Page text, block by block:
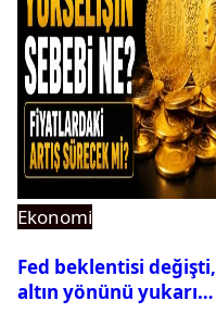
Ekonomi
Fed beklentisi değişti,
altın yönünü yukarı